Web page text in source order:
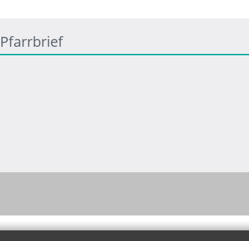
Pfarrbrief